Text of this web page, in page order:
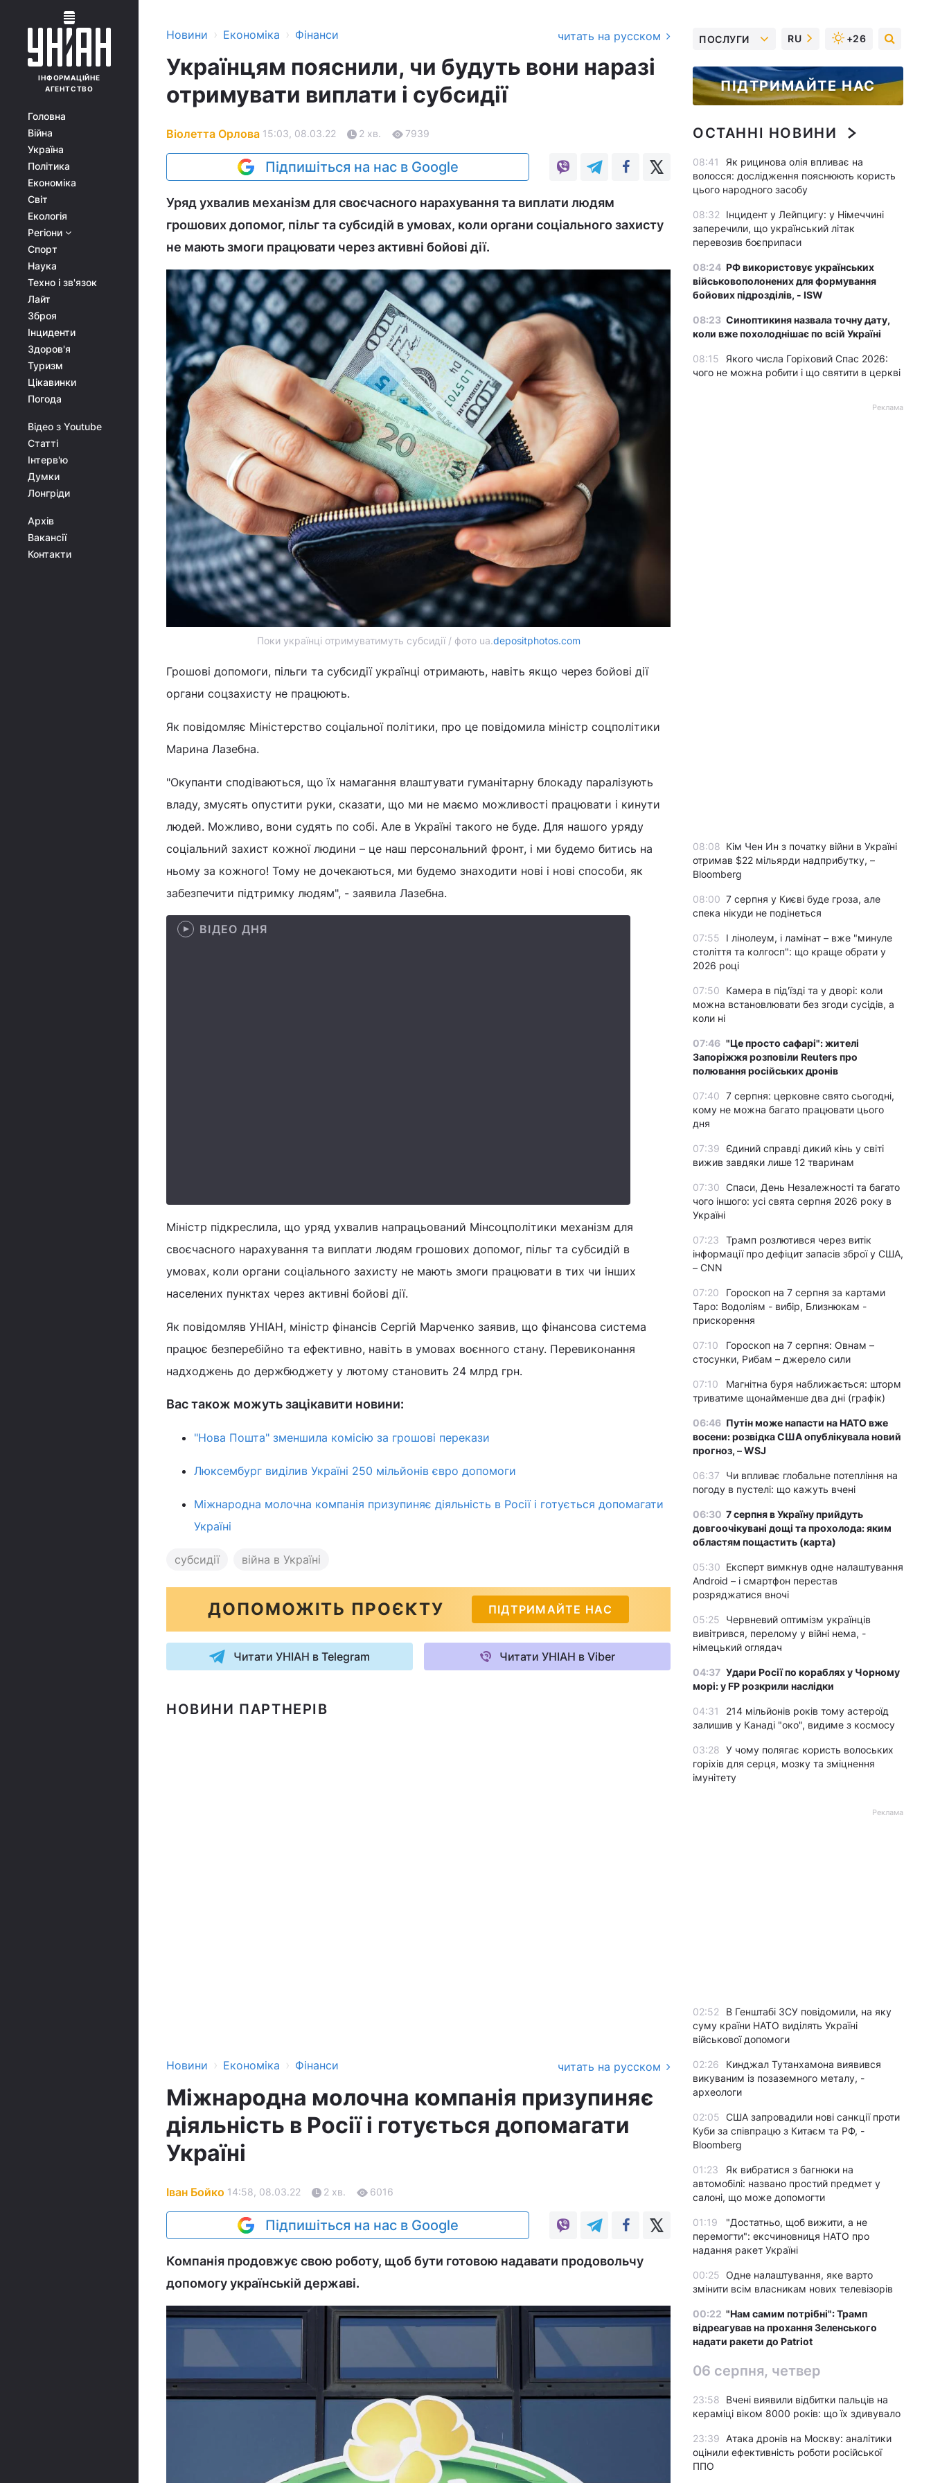
ІНФОРМАЦІЙНЕ
АГЕНТСТВО
Головна
Війна
Україна
Політика
Економіка
Світ
Екологія
Регіони
Спорт
Наука
Техно і зв'язок
Лайт
Зброя
Інциденти
Здоров'я
Туризм
Цікавинки
Погода
Відео з Youtube
Статті
Інтерв'ю
Думки
Лонгріди
Архів
Вакансії
Контакти
Новини › Економіка › Фінанси читать на русском
Українцям пояснили, чи будуть вони наразі
отримувати виплати і субсидії
Віолетта Орлова 15:03, 08.03.22 2 хв. 7939
Підпишіться на нас в Google
Уряд ухвалив механізм для своєчасного нарахування та виплати людям
грошових допомог, пільг та субсидій в умовах, коли органи соціального захисту
не мають змоги працювати через активні бойові дії.
Поки українці отримуватимуть субсидії / фото ua.depositphotos.com
Грошові допомоги, пільги та субсидії українці отримають, навіть якщо через бойові дії
органи соцзахисту не працюють.
Як повідомляє Міністерство соціальної політики, про це повідомила міністр соцполітики
Марина Лазебна.
"Окупанти сподіваються, що їх намагання влаштувати гуманітарну блокаду паралізують
владу, змусять опустити руки, сказати, що ми не маємо можливості працювати і кинути
людей. Можливо, вони судять по собі. Але в Україні такого не буде. Для нашого уряду
соціальний захист кожної людини – це наш персональний фронт, і ми будемо битись на
ньому за кожного! Тому не дочекаються, ми будемо знаходити нові і нові способи, як
забезпечити підтримку людям", - заявила Лазебна.
ВІДЕО ДНЯ
Міністр підкреслила, що уряд ухвалив напрацьований Мінсоцполітики механізм для
своєчасного нарахування та виплати людям грошових допомог, пільг та субсидій в
умовах, коли органи соціального захисту не мають змоги працювати в тих чи інших
населених пунктах через активні бойові дії.
Як повідомляв УНІАН, міністр фінансів Сергій Марченко заявив, що фінансова система
працює безперебійно та ефективно, навіть в умовах воєнного стану. Перевиконання
надходжень до держбюджету у лютому становить 24 млрд грн.
Вас також можуть зацікавити новини:
"Нова Пошта" зменшила комісію за грошові перекази
Люксембург виділив Україні 250 мільйонів євро допомоги
Міжнародна молочна компанія призупиняє діяльність в Росії і готується допомагати
Україні
субсидії війна в Україні
ДОПОМОЖІТЬ ПРОЄКТУ ПІДТРИМАЙТЕ НАС
Читати УНІАН в Telegram Читати УНІАН в Viber
НОВИНИ ПАРТНЕРІВ
Новини › Економіка › Фінанси читать на русском
Міжнародна молочна компанія призупиняє
діяльність в Росії і готується допомагати
Україні
Іван Бойко 14:58, 08.03.22 2 хв. 6016
Підпишіться на нас в Google
Компанія продовжує свою роботу, щоб бути готовою надавати продовольчу
допомогу українській державі.
ПОСЛУГИ RU +26
ПІДТРИМАЙТЕ НАС
ОСТАННІ НОВИНИ
08:41
Як рицинова олія впливає на
волосся: дослідження пояснюють користь
цього народного засобу
08:32
Інцидент у Лейпцигу: у Німеччині
заперечили, що український літак
перевозив боєприпаси
08:24 РФ використовує українських
військовополонених для формування
бойових підрозділів, - ISW
08:23 Синоптикиня назвала точну дату,
коли вже похолоднішає по всій Україні
08:15
Якого числа Горіховий Спас 2026:
чого не можна робити і що святити в церкві
Реклама
08:08 Кім Чен Ин з початку війни в Україні
отримав $22 мільярди надприбутку, –
Bloomberg
08:00 7 серпня у Києві буде гроза, але
спека нікуди не подінеться
07:55
І лінолеум, і ламінат – вже "минуле
століття та колгосп": що краще обрати у
2026 році
07:50
Камера в під'їзді та у дворі: коли
можна встановлювати без згоди сусідів, а
коли ні
07:46 "Це просто сафарі": жителі
Запоріжжя розповіли Reuters про
полювання російських дронів
07:40 7 серпня: церковне свято сьогодні,
кому не можна багато працювати цього
дня
07:39 Єдиний справді дикий кінь у світі
вижив завдяки лише 12 тваринам
07:30 Спаси, День Незалежності та багато
чого іншого: усі свята серпня 2026 року в
Україні
07:23
Трамп розлютився через витік
інформації про дефіцит запасів зброї у США,
– CNN
07:20
Гороскоп на 7 серпня за картами
Таро: Водоліям - вибір, Близнюкам -
прискорення
07:10
Гороскоп на 7 серпня: Овнам –
стосунки, Рибам – джерело сили
07:10
Магнітна буря наближається: шторм
триватиме щонайменше два дні (графік)
06:46 Путін може напасти на НАТО вже
восени: розвідка США опублікувала новий
прогноз, – WSJ
06:37
Чи впливає глобальне потепління на
погоду в пустелі: що кажуть вчені
06:30 7 серпня в Україну прийдуть
довгоочікувані дощі та прохолода: яким
областям пощастить (карта)
05:30 Експерт вимкнув одне налаштування
Android – і смартфон перестав
розряджатися вночі
05:25
Червневий оптимізм українців
вивітрився, перелому у війні нема, -
німецький оглядач
04:37 Удари Росії по кораблях у Чорному
морі: у FP розкрили наслідки
04:31
214 мільйонів років тому астероїд
залишив у Канаді "око", видиме з космосу
03:28 У чому полягає користь волоських
горіхів для серця, мозку та зміцнення
імунітету
Реклама
02:52
В Генштабі ЗСУ повідомили, на яку
суму країни НАТО виділять Україні
військової допомоги
02:26
Кинджал Тутанхамона виявився
викуваним із позаземного металу, -
археологи
02:05 США запровадили нові санкції проти
Куби за співпрацю з Китаєм та РФ, -
Bloomberg
01:23
Як вибратися з багнюки на
автомобілі: названо простий предмет у
салоні, що може допомогти
01:19
"Достатньо, щоб вижити, а не
перемогти": ексчиновниця НАТО про
надання ракет Україні
00:25 Одне налаштування, яке варто
змінити всім власникам нових телевізорів
00:22 "Нам самим потрібні": Трамп
відреагував на прохання Зеленського
надати ракети до Patriot
06 серпня, четвер
23:58
Вчені виявили відбитки пальців на
кераміці віком 8000 років: що їх здивувало
23:39
Атака дронів на Москву: аналітики
оцінили ефективність роботи російської
ППО